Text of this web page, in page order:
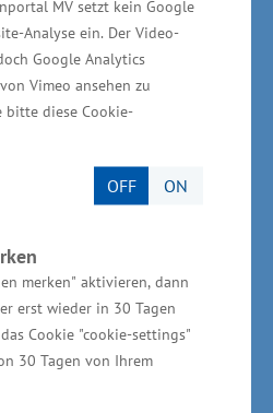
MV setzt kein Google
Analyse ein. Der Video-
Google Analytics
Vimeo ansehen zu
bitte diese Cookie-
OFF ON
merken" aktivieren, dann
erst wieder in 30 Tagen
Cookie "cookie-settings"
30 Tagen von Ihrem
Vorpommern
„Das deutsche
vor Ort beeindruckt.
ob angehende iranische
Berufsausbildung
über Stipendien die
es, die Funktions- und
dualen
der
iranischen Fachleuten
verstehen und im Iran